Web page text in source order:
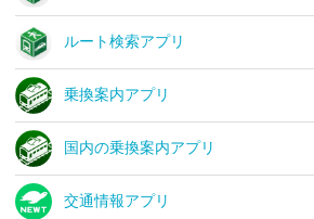
ルート検索アプリ
乗換案内アプリ
国内の乗換案内アプリ
交通情報アプリ